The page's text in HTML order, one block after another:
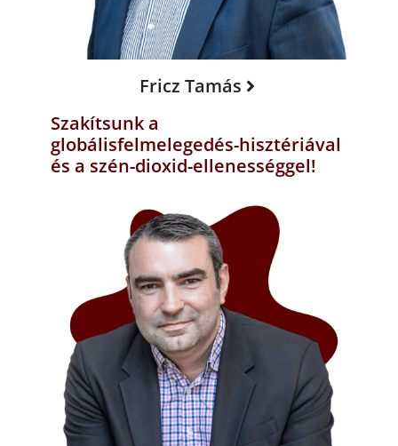
Fricz Tamás
Szakítsunk a
globálisfelmelegedés-hisztériával
és a szén-dioxid-ellenességgel!